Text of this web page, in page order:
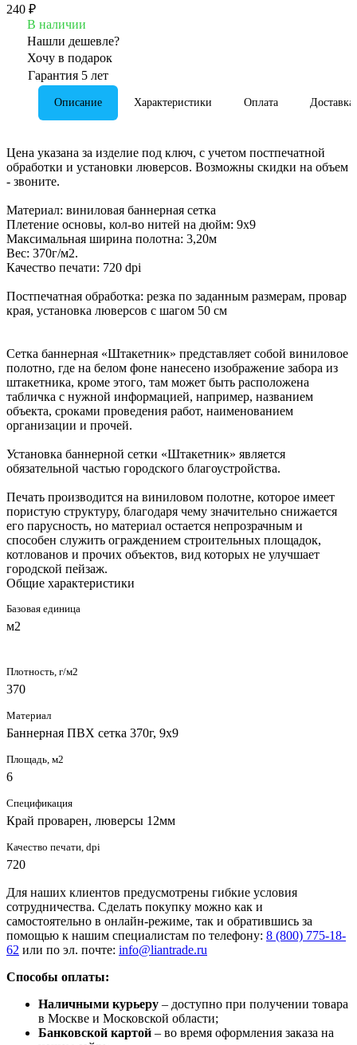
240 ₽
В наличии
Нашли дешевле?
Хочу в подарок
Гарантия 5 лет
Описание Характеристики Оплата Доставка
Цена указана за изделие под ключ, с учетом постпечатной
обработки и установки люверсов. Возможны скидки на объем
- звоните.
Материал: виниловая баннерная сетка
Плетение основы, кол-во нитей на дюйм: 9х9
Максимальная ширина полотна: 3,20м
Вес: 370г/м2.
Качество печати: 720 dpi
Постпечатная обработка: резка по заданным размерам, провар
края, установка люверсов с шагом 50 см
Сетка баннерная «Штакетник» представляет собой виниловое
полотно, где на белом фоне нанесено изображение забора из
штакетника, кроме этого, там может быть расположена
табличка с нужной информацией, например, названием
объекта, сроками проведения работ, наименованием
организации и прочей.
Установка баннерной сетки «Штакетник» является
обязательной частью городского благоустройства.
Печать производится на виниловом полотне, которое имеет
пористую структуру, благодаря чему значительно снижается
его парусность, но материал остается непрозрачным и
способен служить ограждением строительных площадок,
котлованов и прочих объектов, вид которых не улучшает
городской пейзаж.
Общие характеристики
Базовая единица
м2
Плотность, г/м2
370
Материал
Баннерная ПВХ сетка 370г, 9х9
Площадь, м2
6
Спецификация
Край проварен, люверсы 12мм
Качество печати, dpi
720
Для наших клиентов предусмотрены гибкие условия
сотрудничества. Сделать покупку можно как и
самостоятельно в онлайн-режиме, так и обратившись за
помощью к нашим специалистам по телефону: 8 (800) 775-18-
62 или по эл. почте: info@liantrade.ru
Способы оплаты:
Наличными курьеру – доступно при получении товара
в Москве и Московской области;
Банковской картой – во время оформления заказа на